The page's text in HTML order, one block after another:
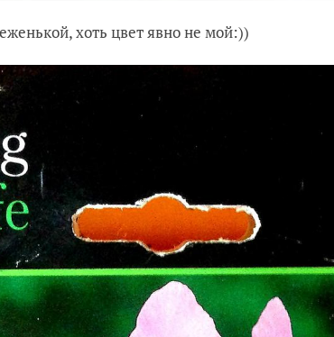
хоть цвет явно не мой:))